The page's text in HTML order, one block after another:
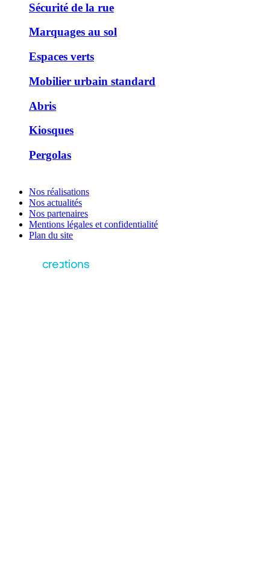
Sécurité de la rue
Marquages au sol
Espaces verts
Mobilier urbain standard
Abris
Kiosques
Pergolas
Nos réalisations
Nos actualités
Nos partenaires
Mentions légales et confidentialité
Plan du site